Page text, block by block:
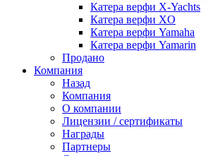
Катера верфи X-Yachts
Катера верфи XO
Катера верфи Yamaha
Катера верфи Yamarin
Продано
Компания
Назад
Компания
О компании
Лицензии / сертификаты
Награды
Партнеры